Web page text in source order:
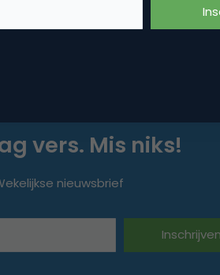
vers. Mis niks!
nieuwsbrief